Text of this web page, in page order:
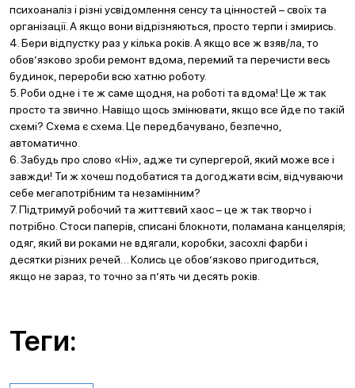
психоаналіз і різні усвідомлення сенсу та цінностей – своїх та
організації. А якщо вони відрізняються, просто терпи і змирись.
4. Бери відпустку раз у кілька років. А якщо все ж взяв/ла, то
обов’язково зроби ремонт вдома, перемий та перечисти весь
будинок, перероби всю хатню роботу.
5. Роби одне і те ж саме щодня, на роботі та вдома! Це ж так
просто та звично. Навіщо щось змінювати, якщо все йде по такій
схемі? Схема є схема. Це передбачувано, безпечно,
автоматично.
6. Забудь про слово «Ні», адже ти супергерой, який може все і
завжди! Ти ж хочеш подобатися та догоджати всім, відчуваючи
себе мегапотрібним та незамінним?
7. Підтримуй робочий та життєвий хаос – це ж так творчо і
потрібно. Стоси паперів, списані блокноти, поламана канцелярія;
одяг, який ви роками не вдягали, коробки, засохлі фарби і
десятки різних речей… Колись це обов’язково пригодиться,
якщо не зараз, то точно за п’ять чи десять років.
Теги: